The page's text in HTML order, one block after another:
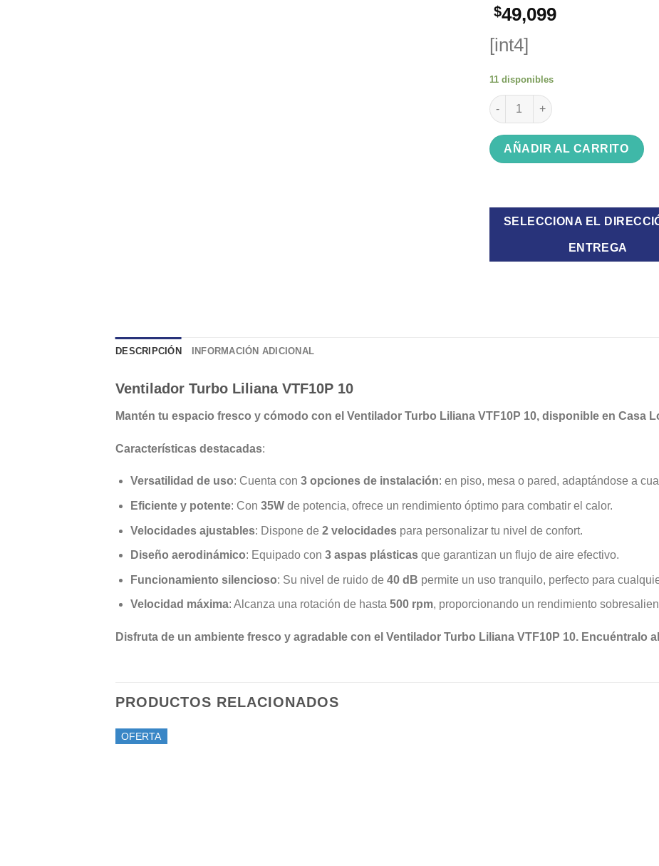
$49,099
[int4]
11 disponibles
Ventilador Turbo Liliana VTF10P
AÑADIR AL CARRITO
SELECCIONA EL
ENTREGA
DESCRIPCIÓN INFORMACIÓN ADICIONAL
Ventilador Turbo Liliana VTF10P 10
Mantén tu espacio fresco y cómodo con el Ventilador Turbo Liliana VTF10P 10, disponible en Casa
Características destacadas:
Versatilidad de uso: Cuenta con 3 opciones de instalación: en piso, mesa o pared, adaptándose a
Eficiente y potente: Con 35Wde potencia, ofrece un rendimiento óptimo para combatir el calor.
Velocidades ajustables: Dispone de 2 velocidadespara personalizar tu nivel de confort.
Diseño aerodinámico: Equipado con 3 aspas plásticasque garantizan un flujo de aire efectivo.
Funcionamiento silencioso: Su nivel de ruido de 40 dB permite un uso tranquilo, perfecto para
Velocidad máxima: Alcanza una rotación de hasta 500 rpm, proporcionando un rendimiento
Disfruta de un ambiente fresco y agradable con el Ventilador Turbo Liliana VTF10P 10. Encuéntralo
PRODUCTOS RELACIONADOS
OFERTA